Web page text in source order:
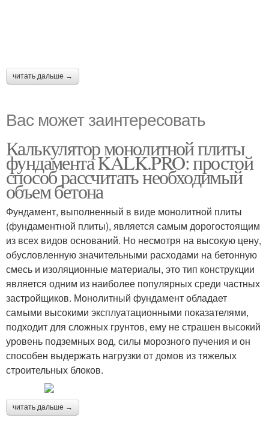
читать дальше →
Вас может заинтересовать
Калькулятор монолитной плиты
фундамента KALK.PRO: простой
способ рассчитать необходимый
объем бетона
Фундамент, выполненный в виде монолитной плиты
(фундаментной плиты), является самым дорогостоящим
из всех видов оснований. Но несмотря на высокую цену,
обусловленную значительными расходами на бетонную
смесь и изоляционные материалы, это тип конструкции
является одним из наиболее популярных среди частных
застройщиков. Монолитный фундамент обладает
самыми высокими эксплуатационными показателями,
подходит для сложных грунтов, ему не страшен высокий
уровень подземных вод, силы морозного пучения и он
способен выдержать нагрузки от домов из тяжелых
строительных блоков.
читать дальше →